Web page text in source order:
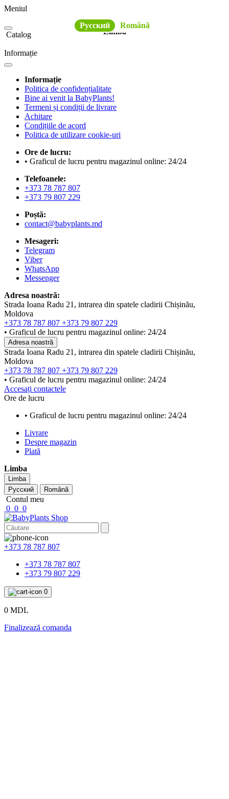
Meniul
Limba
Русский
Română
Catalog
Informație
Informație
Politica de confidențialitate
Bine ai venit la BabyPlants!
Termeni și condiții de livrare
Achitare
Condițiile de acord
Politica de utilizare cookie-uri
Ore de lucru:
• Graficul de lucru pentru magazinul online: 24/24
Telefoanele:
+373 78 787 807
+373 79 807 229
Poștă:
contact@babyplants.md
Mesageri:
Telegram
Viber
WhatsApp
Messenger
Adresa noastră:
Strada Ioana Radu 21, intrarea din spatele cladirii Chișinău,
Moldova
+373 78 787 807 +373 79 807 229
• Graficul de lucru pentru magazinul online: 24/24
Adresa noastră
Strada Ioana Radu 21, intrarea din spatele cladirii Chișinău,
Moldova
+373 78 787 807 +373 79 807 229
• Graficul de lucru pentru magazinul online: 24/24
Accesați contactele
Ore de lucru
• Graficul de lucru pentru magazinul online: 24/24
Livrare
Despre magazin
Plată
Limba
Limba
Русский
Română
Contul meu
0 0 0
+373 78 787 807
+373 78 787 807
+373 79 807 229
0
0 MDL
Finalizează comanda